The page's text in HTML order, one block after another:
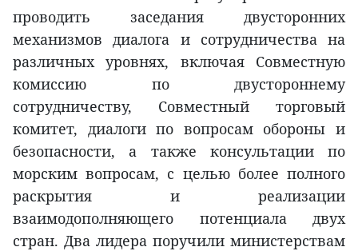
проводить заседания двусторонних
механизмов диалога и сотрудничества на
различных уровнях, включая Совместную
комиссию по двустороннему
сотрудничеству, Совместный торговый
комитет, диалоги по вопросам обороны и
безопасности, а также консультации по
морским вопросам, с целью более полного
раскрытия и реализации
взаимодополняющего потенциала двух
стран. Два лидера поручили министерствам